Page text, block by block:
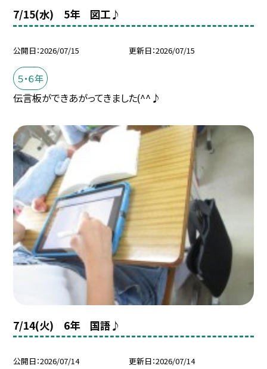
7/15(水) 5年 図工♪
公開日 2026/07/15 更新日 2026/07/15
５・６年
伝言板ができあがってきました(^^♪
7/14(火) 6年 国語♪
公開日 2026/07/14 更新日 2026/07/14